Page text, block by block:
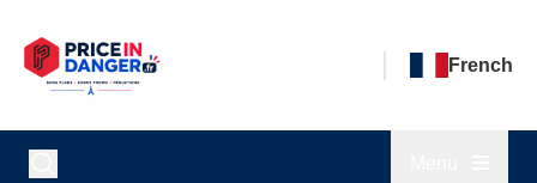
French